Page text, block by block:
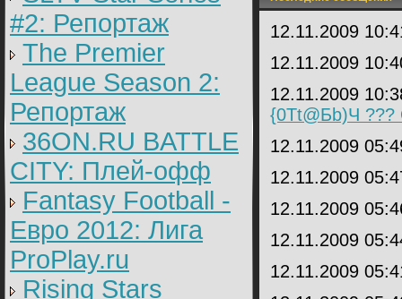
#2: Репортаж
The Premier
League Season 2:
Репортаж
36ON.RU BATTLE
CITY: Плей-офф
Fantasy Football -
Евро 2012: Лига
ProPlay.ru
Rising Stars
12.11.2009
12.11.2009
12.11.2009
{0Tt@Бb)Ч
12.11.2009
12.11.2009
12.11.2009
12.11.2009
12.11.2009